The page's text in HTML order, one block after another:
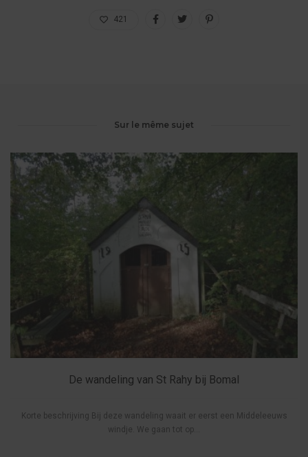
421
Sur le même sujet
De wandeling van St Rahy bij Bomal
Korte beschrijving Bij deze wandeling waait er eerst een Middeleeuws
windje. We gaan tot op...